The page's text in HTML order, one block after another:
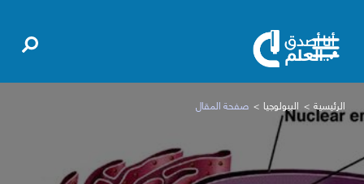
الرئيسية البيولوجيا صفحة المقال